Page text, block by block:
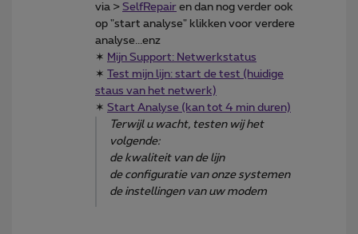
via > SelfRepair en dan nog verder ook
op "start analyse" klikken voor verdere
analyse...enz
✶ Mijn Support: Netwerkstatus
✶ Test mijn lijn: start de test (huidige
staus van het netwerk)
✶ Start Analyse (kan tot 4 min duren)
Terwijl u wacht, testen wij het
volgende:
de kwaliteit van de lijn
de configuratie van onze systemen
de instellingen van uw modem